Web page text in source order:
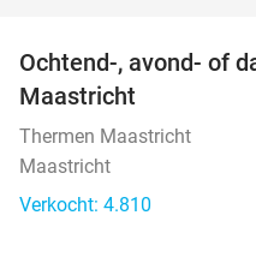
Ochtend-, avond- of
Maastricht
Thermen Maastricht
Maastricht
Verkocht: 4.810